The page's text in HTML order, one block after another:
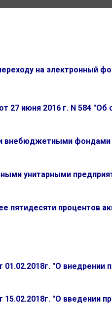
на электронный
27 июня 2016 г. N 584
внебюджетными
унитарными
процентов
"О внедрении
"О введении